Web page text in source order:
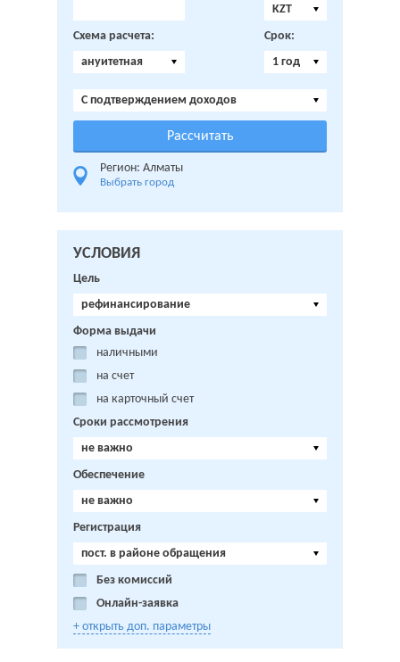
KZT
Схема расчета:
ануитетная
Срок:
1 год
C подтверждением доходов
Регион: Алматы
Выбрать город
УСЛОВИЯ
Цель
рефинансирование
Форма выдачи
наличными
на счет
на карточный счет
Сроки рассмотрения
не важно
Обеспечение
не важно
Регистрация
пост. в районе обращения
Без комиссий
Онлайн-заявка
+ открыть доп. параметры